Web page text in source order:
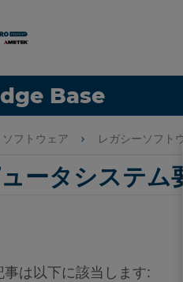
Base
階層を展開/折りたたむ
ソフトウェア レガシーソフト
ータシステ